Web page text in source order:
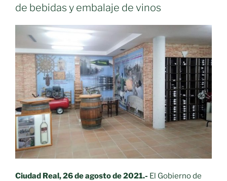
Economía
Social
para
el
colectivo
agroalimentario
cooperativo»
de bebidas y embalaje de vinos
Ciudad Real, 26 de agosto de 2021.- El Gobierno de